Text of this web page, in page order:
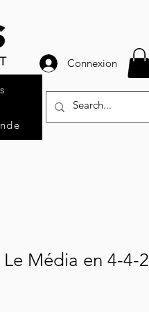
Connexion
Média en 4-4-2